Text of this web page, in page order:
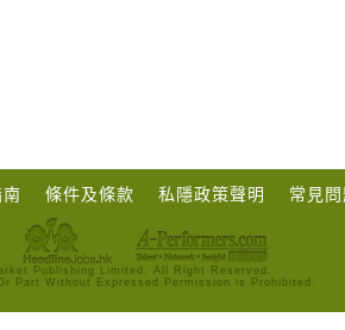
條件及條款 私隱政策聲明 常見
Publishing Limited. All Right Reserved.
Part Without Expressed Permission is Prohibited.